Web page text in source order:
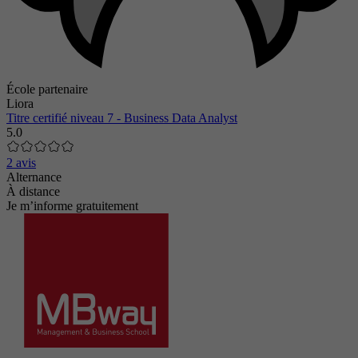
École partenaire
Liora
Titre certifié niveau 7 - Business Data Analyst
5.0
2 avis
Alternance
À distance
Je m’informe gratuitement